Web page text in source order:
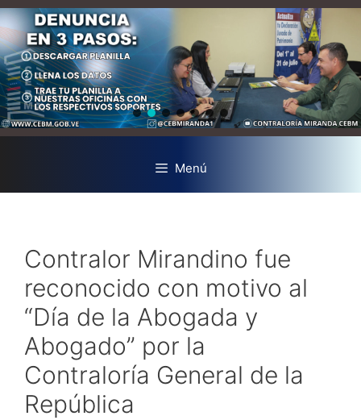
Menú
Contralor Mirandino fue
reconocido con motivo al
“Día de la Abogada y
Abogado” por la
Contraloría General de la
República